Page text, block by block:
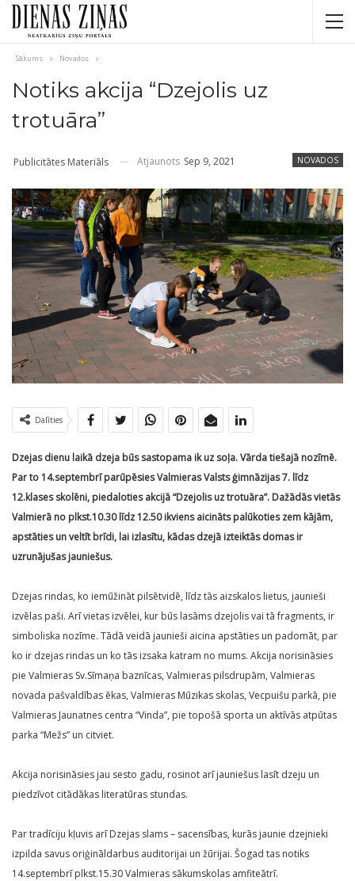
Sākums Novados
Notiks akcija “Dzejolis uz
trotuāra”
NOVADOS
Publicitātes Materiāls Atjaunots Sep 9, 2021
Dalīties
Dzejas dienu laikā dzeja būs sastopama ik uz soļa. Vārda tiešajā nozīmē.
Par to 14.septembrī parūpēsies Valmieras Valsts ģimnāzijas 7. līdz
12.klases skolēni, piedaloties akcijā “Dzejolis uz trotuāra”. Dažādās vietās
Valmierā no plkst.10.30 līdz 12.50 ikviens aicināts palūkoties zem kājām,
apstāties un veltīt brīdi, lai izlasītu, kādas dzejā izteiktās domas ir
uzrunājušas jauniešus.
Dzejas rindas, ko iemūžināt pilsētvidē, līdz tās aizskalos lietus, jaunieši
izvēlas paši. Arī vietas izvēlei, kur būs lasāms dzejolis vai tā fragments, ir
simboliska nozīme. Tādā veidā jaunieši aicina apstāties un padomāt, par
ko ir dzejas rindas un ko tās izsaka katram no mums. Akcija norisināsies
pie Valmieras Sv.Sīmaņa baznīcas, Valmieras pilsdrupām, Valmieras
novada pašvaldības ēkas, Valmieras Mūzikas skolas, Vecpuišu parkā, pie
Valmieras Jaunatnes centra “Vinda”, pie topošā sporta un aktīvās atpūtas
parka “Mežs” un citviet.
Akcija norisināsies jau sesto gadu, rosinot arī jauniešus lasīt dzeju un
piedzīvot citādākas literatūras stundas.
Par tradīciju kļuvis arī Dzejas slams – sacensības, kurās jaunie dzejnieki
izpilda savus oriģināldarbus auditorijai un žūrijai. Šogad tas notiks
14.septembrī plkst.15.30 Valmieras sākumskolas amfiteātrī.